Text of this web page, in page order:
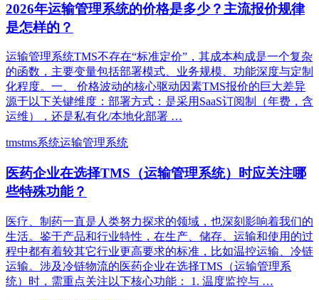
2026年运输管理系统的价格是多少？主流报价规律
是怎样的？
运输管理系统TMS不存在“标准定价”，其成本构成是一个复杂
的函数，主要变量包括‌部署模式、业务规模、功能深度与定制
化程度‌。‌一、 价格波动的核心驱动因素TMS报价的巨大差异
源于以下关键维度：‌部署方式‌：是采用‌SaaS订阅制‌（年费，含
运维），还是‌私有化/本地化部署 …
tmstms系统运输管理系统
医药企业在选择TMS（运输管理系统）时应关注哪
些特殊功能？
医疗、制药一直是人类努力探求的领域，也深刻影响着我们的
生活。鉴于产品和行业特性，在生产、储存、运输和使用的过
程中都有着较其它行业更高要求的标准，比如温控运输、冷链
运输。涉及冷链物流的医药企业在选择TMS（运输管理系
统）时，需重点关注以下核心功能： 1. 温度监控与 …